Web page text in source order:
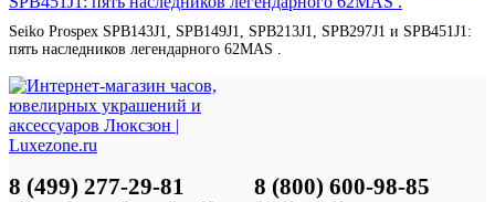
Seiko Prospex SPB143J1, SPB149J1, SPB213J1, SPB297J1 и SPB451J1:
пять наследников легендарного 62MAS .
8 (499) 277-29-81 8 (800) 600-98-85